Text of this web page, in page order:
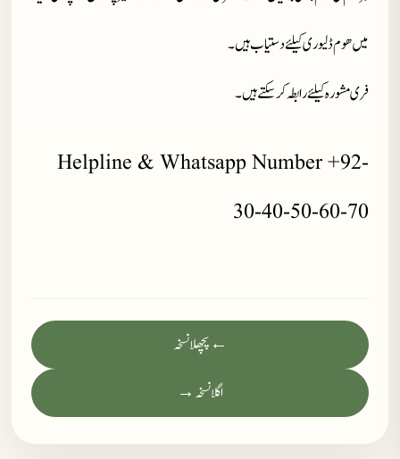
میں ھوم ڈلیوری کیلئے دستیاب ہیں ۔
فری مشورہ کیلئے رابطہ کر سکتے ہیں۔
Helpline & Whatsapp Number +92-
30-40-50-60-70
← پچھلا نسخہ
اگلا نسخہ →